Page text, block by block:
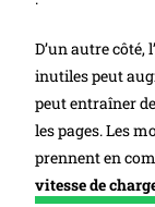
D’un autre
inutiles peut
peut entraîner
les pages. Les
prennent en
vitesse de